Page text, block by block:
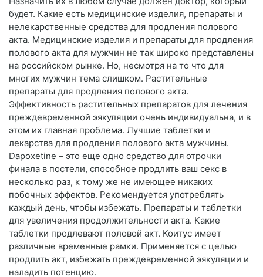
будет. Какие есть медицинские изделия, препараты и
нелекарственные средства для продления полового
акта. Медицинские изделия и препараты для продления
полового акта для мужчин не так широко представлены
на российском рынке. Но, несмотря на то что для
многих мужчин тема слишком. Растительные
препараты для продления полового акта.
Эффективность растительных препаратов для лечения
преждевременной эякуляции очень индивидуальна, и в
этом их главная проблема. Лучшие таблетки и
лекарства для продления полового акта мужчины.
Dapoxetine – это еще одно средство для отрочки
финала в постели, способное продлить ваш секс в
несколько раз, к тому же не имеющее никаких
побочных эффектов. Рекомендуется употреблять
каждый день, чтобы избежать. Препараты и таблетки
для увеличения продолжительности акта. Какие
таблетки продлевают половой акт. Коитус имеет
различные временные рамки. Применяется с целью
продлить акт, избежать преждевременной эякуляции и
наладить потенцию.